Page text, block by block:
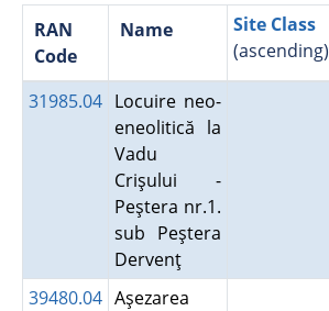
RAN
Code
Name
Site Class
(ascending)
31985.04 Locuire neo-
eneolitică la
Vadu
Crişului -
Peştera nr.1.
sub Peştera
Dervenţ
39480.04 Aşezarea